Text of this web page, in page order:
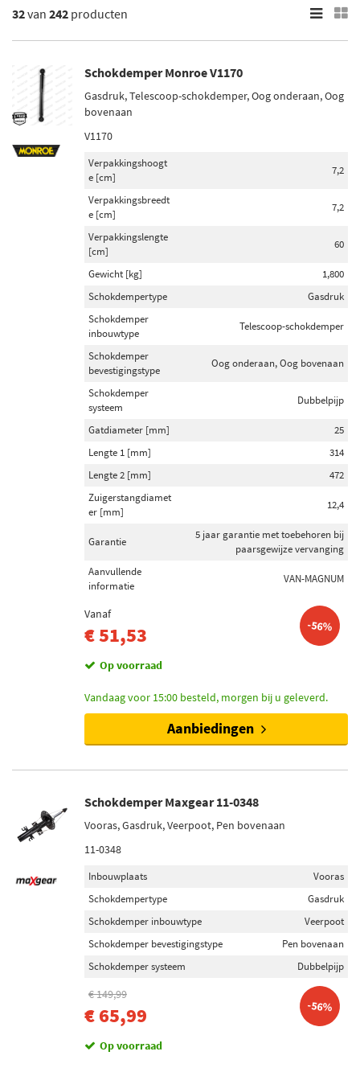
Monroe (16)
Maxgear (11)
Sachs (25)
Bilstein (61)
Categorieën
Schokdemper (230)
Schokdemper montageset (12)
Stabilisatorstang rubber (6)
Draagarm-/ reactiearm lager (2)
Inbouwplaats
Vooras (84)
Vooras links (12)
Vooras rechts (12)
Achteras links (7)
Schokdempertype
Gasdruk (172)
Schokdemper inbouwtype
Telescoop-schokdemper (94)
Demper niet veerdragend (28)
Dempermodule (9)
Veerdragende schokdemper (7)
Oog onderaan (120)
Pen bovenaan (118)
Oog bovenaan (110)
Pen onderaan (26)
Klem onderaan (20)
Op voorraad (112)
32van 242 producten
Schokdemper Monroe V1170
Gasdruk, Telescoop-schokdemper, Oog onderaan, Oog
bovenaan
V1170
Verpakkingshoogt
e [cm]
7,2
Verpakkingsbreedt
e [cm]
7,2
Verpakkingslengte
[cm]
60
Gewicht [kg]
1,800
Schokdempertype
Gasdruk
Schokdemper
inbouwtype
Telescoop-schokdemper
Schokdemper
bevestigingstype
Oog onderaan, Oog bovenaan
Schokdemper
systeem
Dubbelpijp
Gatdiameter [mm]
25
Lengte 1 [mm]
314
Lengte 2 [mm]
472
Zuigerstangdiamet
er [mm]
12,4
Garantie
5 jaar garantie met toebehoren bij
paarsgewijze vervanging
Aanvullende
informatie
VAN-MAGNUM
Vanaf
€ 51,53 -56%
Op voorraad
Vandaag voor 15:00 besteld, morgen bij u geleverd.
Aanbiedingen
Schokdemper Maxgear 11-0348
Vooras, Gasdruk, Veerpoot, Pen bovenaan
11-0348
Inbouwplaats
Vooras
Schokdempertype
Gasdruk
Schokdemper inbouwtype
Veerpoot
Schokdemper bevestigingstype
Pen bovenaan
Schokdemper systeem
Dubbelpijp
€ 149,99
€ 65,99 -56%
Op voorraad